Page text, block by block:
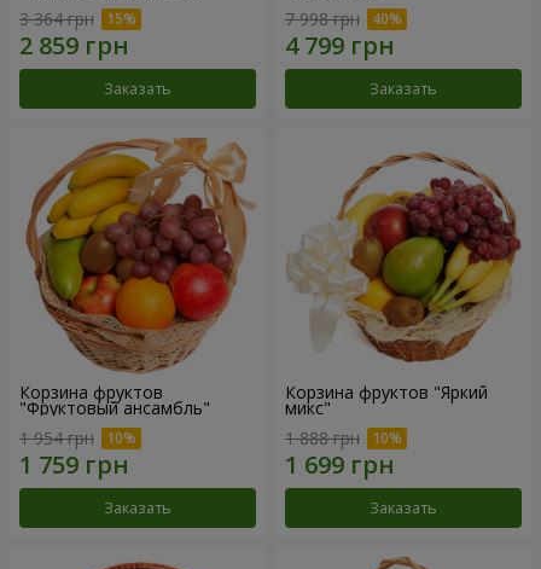
3 364 грн
Заказать
7 998 грн
Заказать
Корзина фруктов
"Фруктовый ансамбль"
1 954 грн
Заказать
Корзина фруктов "Яркий
микс"
1 888 грн
Заказать